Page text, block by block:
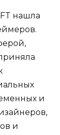
нашла
и
и